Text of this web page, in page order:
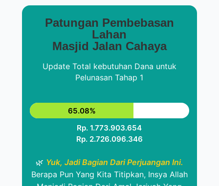
Patungan Pembebasan
Lahan
Masjid Jalan Cahaya
Update Total kebutuhan Dana untuk
Pelunasan Tahap 1
65.08%
Rp. 1.773.903.654
Rp. 2.726.096.346
🌿 Yuk, Jadi Bagian Dari Perjuangan Ini.
Berapa Pun Yang Kita Titipkan, Insya Allah